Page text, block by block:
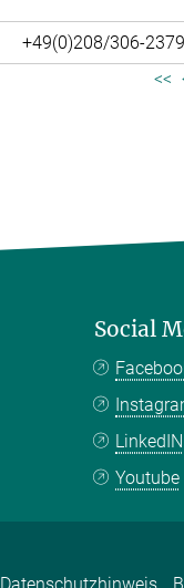
+49(0)208/306-2379
<<
Social
LinkedIN
Youtube
Datenschutzhinweis